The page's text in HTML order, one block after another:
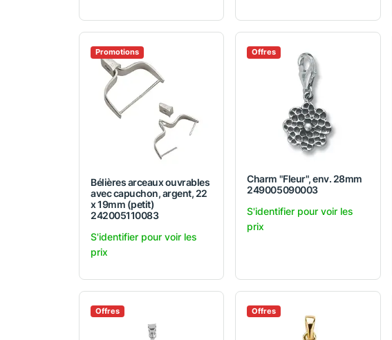
Promotions
Bélières arceaux ouvrables
avec capuchon, argent, 22
x 19mm (petit)
242005110083
S'identifier pour voir les
prix
Offres
Charm "Fleur", env. 28mm
249005090003
S'identifier pour voir les
prix
Offres Offres